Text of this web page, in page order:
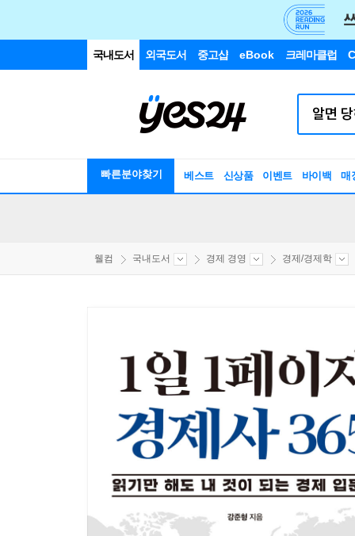
국내도서 외국도서 중고샵 eBook 크레마클럽
빠른분야찾기 베스트 신상품 이벤트 바이백 매
웰컴 국내도서 경제 경영 경제/경제학